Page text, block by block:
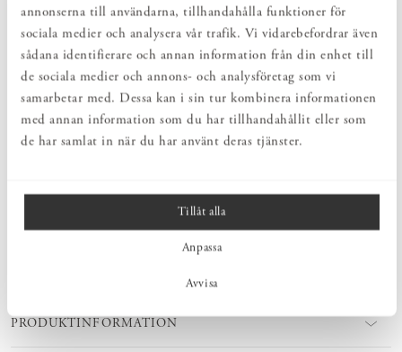
annonserna till användarna, tillhandahålla funktioner för
sociala medier och analysera vår trafik. Vi vidarebefordrar även
sådana identifierare och annan information från din enhet till
de sociala medier och annons- och analysföretag som vi
samarbetar med. Dessa kan i sin tur kombinera informationen
med annan information som du har tillhandahållit eller som
de har samlat in när du har använt deras tjänster.
Tillåt alla
Anpassa
Avvisa
HARMONISK HELHET
Inredningsdetaljer som kompletterar möblerna och skapar en harmonisk
PRODUKTBESKRIVNING
handblåst glas, vilket gör varje vas unik. Den guldtopasfärgade
PRODUKTINFORMATION